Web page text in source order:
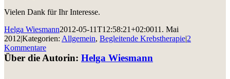
Vielen Dank für Ihr Interesse.
Helga Wiesmann2012-05-11T12:58:21+02:0011. Mai
2012|Kategorien: Allgemein, Begleitende Krebstherapie|2
Kommentare
Über die Autorin: Helga Wiesmann